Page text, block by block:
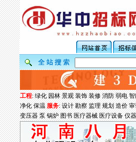
工程:绿化 园林 景观 装饰 装修 消防 弱电
净化 保温 服务:设计 勘察 监理 规划 造价
变压器 泵 锅炉 图书 医疗器械 医疗设备 仪器